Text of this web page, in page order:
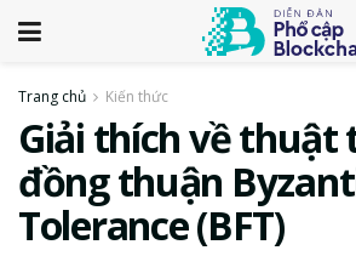
Trang chủ Kiến thức
Giải thích về thuật
đồng thuận
Tolerance (BFT)